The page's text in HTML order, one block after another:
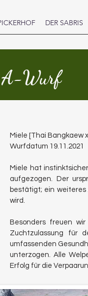
DER SABRIS
A-Wurf
Miele [Thai Bangkaew
Wurfdatum 19.11.2021
Miele hat i
aufgezogen. Der
bestätigt; ein weiteres
wird.
Besonders freuen
Zuchtzulassung für
umfassenden
unterzogen. Alle
Erfolg für die